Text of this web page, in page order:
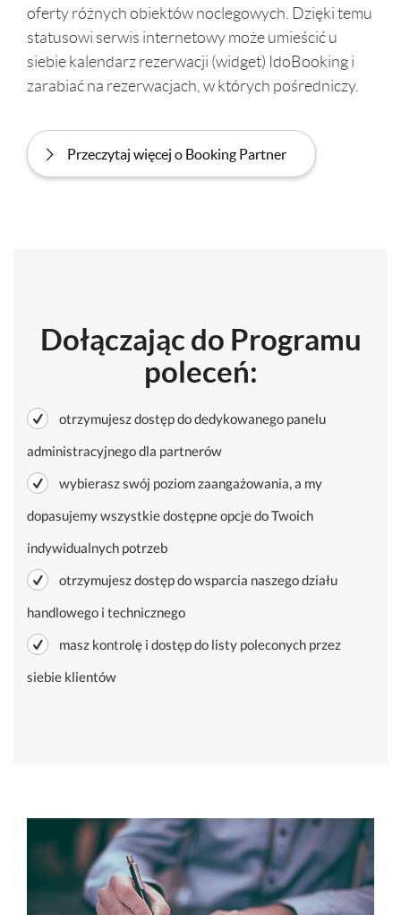
oferty różnych obiektów noclegowych. Dzięki temu
statusowi serwis internetowy może umieścić u
siebie kalendarz rezerwacji (widget) IdoBooking i
zarabiać na rezerwacjach, w których pośredniczy.
Przeczytaj więcej o Booking Partner
Dołączając do Programu
poleceń:
otrzymujesz dostęp do dedykowanego panelu
administracyjnego dla partnerów
wybierasz swój poziom zaangażowania, a my
dopasujemy wszystkie dostępne opcje do Twoich
indywidualnych potrzeb
otrzymujesz dostęp do wsparcia naszego działu
handlowego i technicznego
masz kontrolę i dostęp do listy poleconych przez
siebie klientów